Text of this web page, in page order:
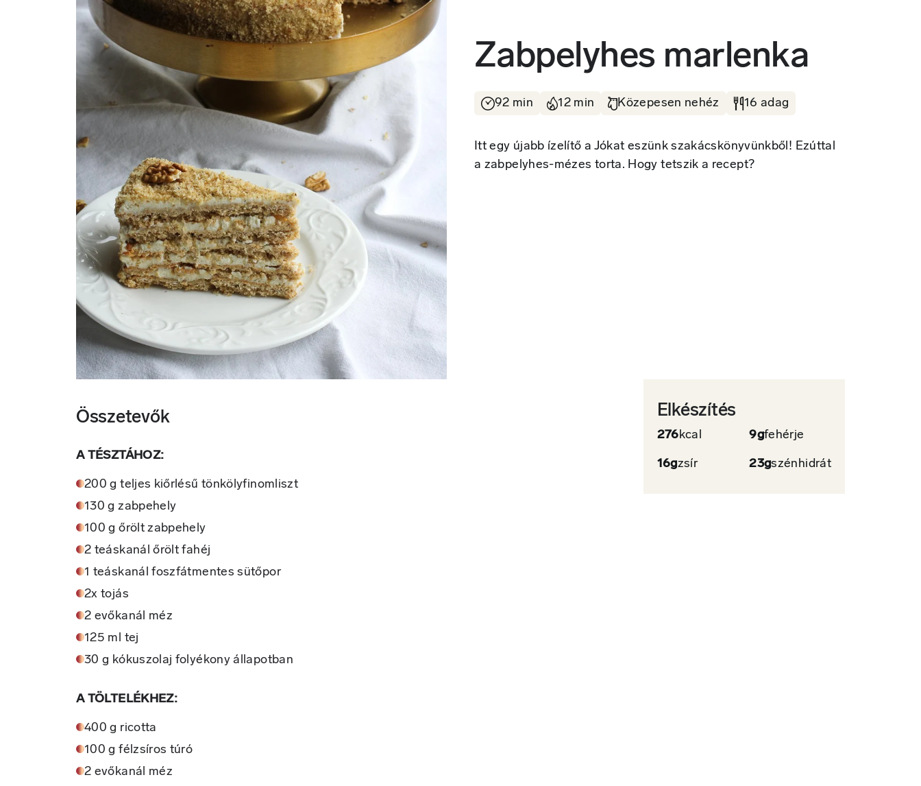
Zabpelyhes marlenka
92 min 12 min Közepesen nehéz 16 adag
Itt egy újabb ízelítő a Jókat eszünk szakácskönyvünkből! Ezúttal
a zabpelyhes-mézes torta. Hogy tetszik a recept?
Elkészítés
276kcal 9gfehérje
16gzsír 23gszénhidrát
Összetevők
A TÉSZTÁHOZ:
200 g teljes kiőrlésű tönkölyfinomliszt
130 g zabpehely
100 g őrölt zabpehely
2 teáskanál őrölt fahéj
1 teáskanál foszfátmentes sütőpor
2x tojás
2 evőkanál méz
125 ml tej
30 g kókuszolaj folyékony állapotban
A TÖLTELÉKHEZ:
400 g ricotta
100 g félzsíros túró
2 evőkanál méz